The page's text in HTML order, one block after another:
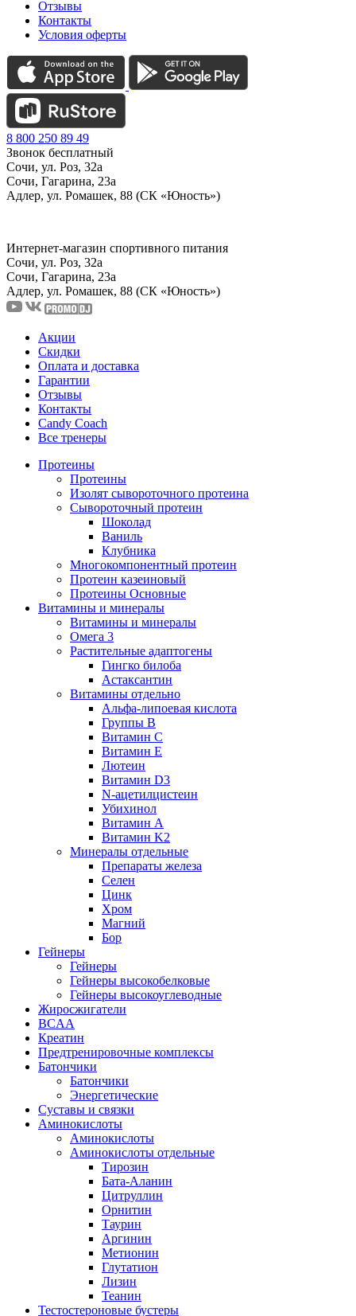
Отзывы
Контакты
Условия оферты
8 800 250 89 49
Звонок бесплатный
Сочи, ул. Роз, 32а
Сочи, Гагарина, 23а
Адлер, ул. Ромашек, 88 (СК «Юность»)
Интернет-магазин спортивного питания
Сочи, ул. Роз, 32а
Сочи, Гагарина, 23а
Адлер, ул. Ромашек, 88 (СК «Юность»)
Акции
Скидки
Оплата и доставка
Гарантии
Отзывы
Контакты
Candy Coach
Все тренеры
Протеины
Протеины
Изолят сывороточного протеина
Сывороточный протеин
Шоколад
Ваниль
Клубника
Многокомпонентный протеин
Протеин казеиновый
Протеины Основные
Витамины и минералы
Витамины и минералы
Омега 3
Растительные адаптогены
Гингко билоба
Астаксантин
Витамины отдельно
Альфа-липоевая кислота
Группы B
Витамин С
Витамин Е
Лютеин
Витамин D3
N-ацетилцистеин
Убихинол
Витамин А
Витамин K2
Минералы отдельные
Препараты железа
Селен
Цинк
Хром
Магний
Бор
Гейнеры
Гейнеры
Гейнеры высокобелковые
Гейнеры высокоуглеводные
Жиросжигатели
BCAA
Креатин
Предтренировочные комплексы
Батончики
Батончики
Энергетические
Суставы и связки
Аминокислоты
Аминокислоты
Аминокислоты отдельные
Тирозин
Бата-Аланин
Цитруллин
Орнитин
Таурин
Аргинин
Метионин
Глутатион
Лизин
Теанин
Тестостероновые бустеры